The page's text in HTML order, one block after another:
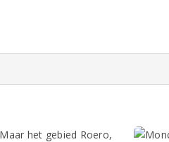
het gebied Roero,